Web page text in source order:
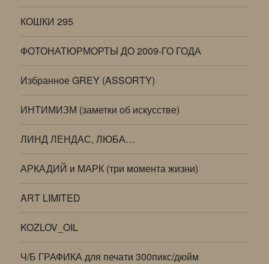
КОШКИ 295
ФОТОНАТЮРМОРТЫ ДО 2009-ГО ГОДА
Избранное GREY (ASSORTY)
ИНТИМИЗМ (заметки об искусстве)
ЛИНД ЛЕНДАС, ЛЮБА…
АРКАДИЙ и МАРК (три момента жизни)
ART LIMITED
KOZLOV_OIL
Ч/Б ГРАФИКА для печати 300пикс/дюйм